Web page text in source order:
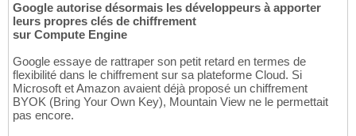
Google autorise désormais les développeurs à apporter
leurs propres clés de chiffrement
sur Compute Engine
Google essaye de rattraper son petit retard en termes de
flexibilité dans le chiffrement sur sa plateforme Cloud. Si
Microsoft et Amazon avaient déjà proposé un chiffrement
BYOK (Bring Your Own Key), Mountain View ne le permettait
pas encore.